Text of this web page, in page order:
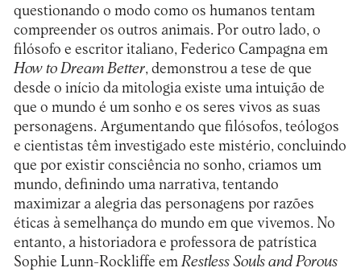
questionando o modo como os humanos tentam
compreender os outros animais. Por outro lado, o
filósofo e escritor italiano, Federico Campagna em
How to Dream Better, demonstrou a tese de que
desde o início da mitologia existe uma intuição de
que o mundo é um sonho e os seres vivos as suas
personagens. Argumentando que filósofos, teólogos
e cientistas têm investigado este mistério, concluindo
que por existir consciência no sonho, criamos um
mundo, definindo uma narrativa, tentando
maximizar a alegria das personagens por razões
éticas à semelhança do mundo em que vivemos. No
entanto, a historiadora e professora de patrística
Sophie Lunn-Rockliffe emRestless Souls and Porous